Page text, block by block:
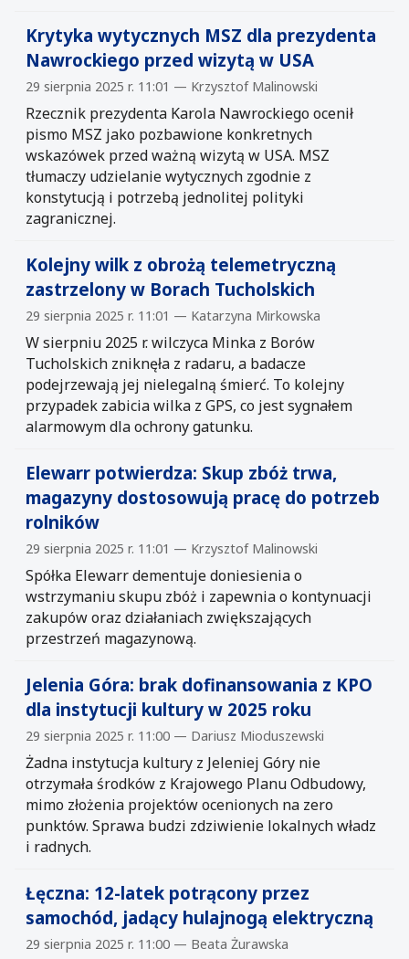
Krytyka wytycznych MSZ dla prezydenta
Nawrockiego przed wizytą w USA
29 sierpnia 2025 r. 11:01 — Krzysztof Malinowski
Rzecznik prezydenta Karola Nawrockiego ocenił
pismo MSZ jako pozbawione konkretnych
wskazówek przed ważną wizytą w USA. MSZ
tłumaczy udzielanie wytycznych zgodnie z
konstytucją i potrzebą jednolitej polityki
zagranicznej.
Kolejny wilk z obrożą telemetryczną
zastrzelony w Borach Tucholskich
29 sierpnia 2025 r. 11:01 — Katarzyna Mirkowska
W sierpniu 2025 r. wilczyca Minka z Borów
Tucholskich zniknęła z radaru, a badacze
podejrzewają jej nielegalną śmierć. To kolejny
przypadek zabicia wilka z GPS, co jest sygnałem
alarmowym dla ochrony gatunku.
Elewarr potwierdza: Skup zbóż trwa,
magazyny dostosowują pracę do potrzeb
rolników
29 sierpnia 2025 r. 11:01 — Krzysztof Malinowski
Spółka Elewarr dementuje doniesienia o
wstrzymaniu skupu zbóż i zapewnia o kontynuacji
zakupów oraz działaniach zwiększających
przestrzeń magazynową.
Jelenia Góra: brak dofinansowania z KPO
dla instytucji kultury w 2025 roku
29 sierpnia 2025 r. 11:00 — Dariusz Mioduszewski
Żadna instytucja kultury z Jeleniej Góry nie
otrzymała środków z Krajowego Planu Odbudowy,
mimo złożenia projektów ocenionych na zero
punktów. Sprawa budzi zdziwienie lokalnych władz
i radnych.
Łęczna: 12-latek potrącony przez
samochód, jadący hulajnogą elektryczną
29 sierpnia 2025 r. 11:00 — Beata Żurawska